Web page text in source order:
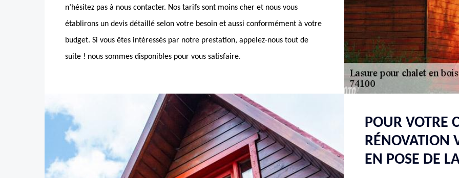
n’hésitez pas à nous contacter. Nos tarifs sont moins cher et nous vous
établirons un devis détaillé selon votre besoin et aussi conformément à votre
budget. Si vous êtes intéressés par notre prestation, appelez-nous tout de
suite ! nous sommes disponibles pour vous satisfaire.
POUR VOTRE
RÉNOVATION
EN POSE DE